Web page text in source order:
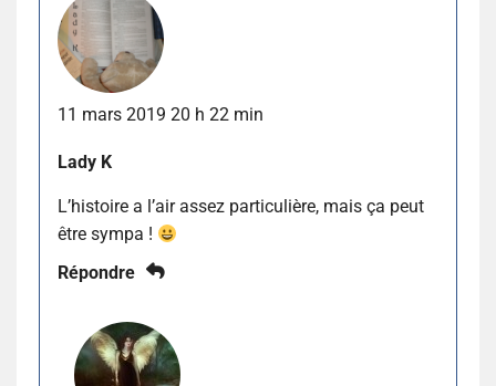
11 mars 2019 20 h 22 min
Lady K
L’histoire a l’air assez particulière, mais ça peut
être sympa !
Répondre